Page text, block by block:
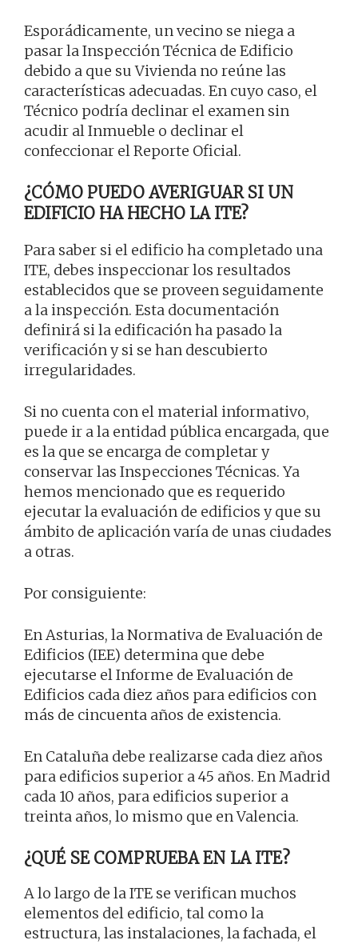
Esporádicamente, un vecino se niega a
pasar la Inspección Técnica de Edificio
debido a que su Vivienda no reúne las
características adecuadas. En cuyo caso, el
Técnico podría declinar el examen sin
acudir al Inmueble o declinar el
confeccionar el Reporte Oficial.
¿CÓMO PUEDO AVERIGUAR SI UN
EDIFICIO HA HECHO LA ITE?
Para saber si el edificio ha completado una
ITE, debes inspeccionar los resultados
establecidos que se proveen seguidamente
a la inspección. Esta documentación
definirá si la edificación ha pasado la
verificación y si se han descubierto
irregularidades.
Si no cuenta con el material informativo,
puede ir a la entidad pública encargada, que
es la que se encarga de completar y
conservar las Inspecciones Técnicas. Ya
hemos mencionado que es requerido
ejecutar la evaluación de edificios y que su
ámbito de aplicación varía de unas ciudades
a otras.
Por consiguiente:
En Asturias, la Normativa de Evaluación de
Edificios (IEE) determina que debe
ejecutarse el Informe de Evaluación de
Edificios cada diez años para edificios con
más de cincuenta años de existencia.
En Cataluña debe realizarse cada diez años
para edificios superior a 45 años. En Madrid
cada 10 años, para edificios superior a
treinta años, lo mismo que en Valencia.
¿QUÉ SE COMPRUEBA EN LA ITE?
A lo largo de la ITE se verifican muchos
elementos del edificio, tal como la
estructura, las instalaciones, la fachada, el